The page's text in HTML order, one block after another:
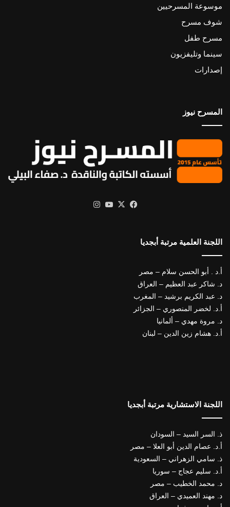
موسوعة المسرحيين
شوف مسرح
مسرح طفل
سينما وتليفزيون
إصدارات
المسرح نيوز
فيسبوك
X يوتيوب
اللجنة العلمية مرتبة أبجديا
أ.د . أبو الحسن سلام – مصر
د. شاكر عبد العظيم – العراق
د. عبد الكريم برشيد – المغرب
أ.د. لخضر المنصوري – الجزائر
د. مروة مهدي – ألمانيا
أ.د. هشام زين الدين – لبنان
اللجنة الاستشارية مرتبة أبجديا
ذ. السر السيد – السودان
أ.د. عصام الدين أبو العلا – مصر
ذ. سامي الزهراني – السعودية
أ.د. سليم عجاج – سوريا
د. محمد الخطيب – مصر
د. مهند العميدي – العراق